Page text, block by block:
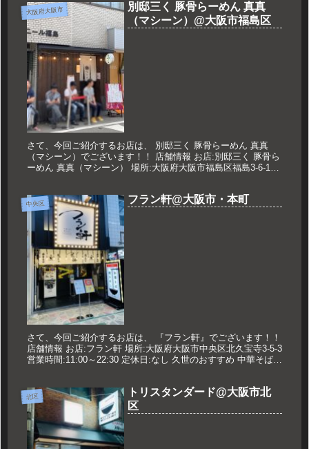
大阪府大阪市
別邸三く 豚骨らーめん 真真
（マシーン）@大阪市福島区
さて、今回ご紹介するお店は、 別邸三く 豚骨らーめん 真真
（マシーン）でございます！！ 店舗情報 お店:別邸三く 豚骨ら
ーめん 真真（マシーン） 場所:大阪府大阪市福島区福島3-6-17
中央区 フラン軒@大阪市・本町
さて、今回ご紹介するお店は、 『フラン軒』でございます！！
店舗情報 お店:フラン軒 場所:大阪府大阪市中央区北久宝寺3-5-3
営業時間:11:00～22:30 定休日:なし 久世のおすすめ 中華そば&
北区
トリスタンダード@大阪市北
区